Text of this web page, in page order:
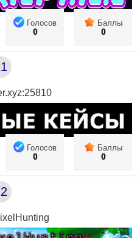
Голосов
0
Баллы
0
Голосов
0
Баллы
0